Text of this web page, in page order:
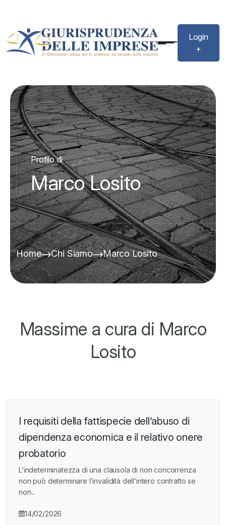
Login
+
Profilo di
Marco Losito
Home Chi Siamo Marco Losito
Massime a cura di Marco
Losito
I requisiti della fattispecie dell’abuso di
dipendenza economica e il relativo onere
probatorio
L’indeterminatezza di una clausola di non concorrenza
non può determinare l’invalidità dell’intero contratto se
non...
14/02/2026